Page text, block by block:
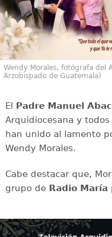
Wendy Morales, fotógrafa del
Arzobispado de Guatemala)
El Padre Manuel Abac
Arquidiocesana y
han unido al lamento
Wendy Morales.
Cabe destacar que,
grupo de Radio María